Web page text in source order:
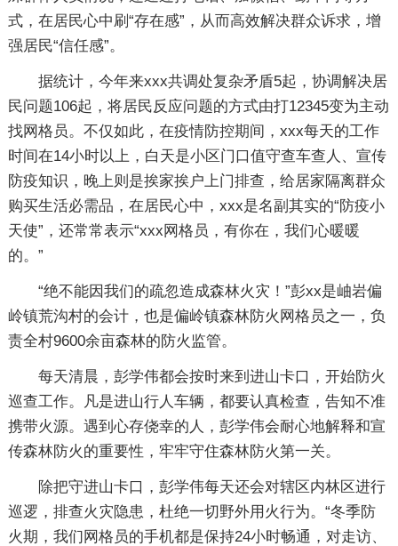
式，在居民心中刷“存在感”，从而高效解决群众诉求，增
强居民“信任感”。
据统计，今年来xxx共调处复杂矛盾5起，协调解决居
民问题106起，将居民反应问题的方式由打12345变为主动
找网格员。不仅如此，在疫情防控期间，xxx每天的工作
时间在14小时以上，白天是小区门口值守查车查人、宣传
防疫知识，晚上则是挨家挨户上门排查，给居家隔离群众
购买生活必需品，在居民心中，xxx是名副其实的“防疫小
天使”，还常常表示“xxx网格员，有你在，我们心暖暖
的。”
“绝不能因我们的疏忽造成森林火灾！”彭xx是岫岩偏
岭镇荒沟村的会计，也是偏岭镇森林防火网格员之一，负
责全村9600余亩森林的防火监管。
每天清晨，彭学伟都会按时来到进山卡口，开始防火
巡查工作。凡是进山行人车辆，都要认真检查，告知不准
携带火源。遇到心存侥幸的人，彭学伟会耐心地解释和宣
传森林防火的重要性，牢牢守住森林防火第一关。
除把守进山卡口，彭学伟每天还会对辖区内林区进行
巡逻，排查火灾隐患，杜绝一切野外用火行为。“冬季防
火期，我们网格员的手机都是保持24小时畅通，对走访、